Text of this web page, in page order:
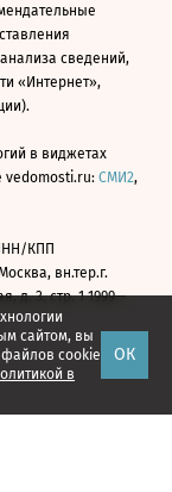
сайтом, вы
cookie
в
ОК
сведений,
«Интернет»,
в виджетах
vedomosti.ru: СМИ2,
КПП
Москва, вн.тер.г.
д. 3, стр. 1 1999—